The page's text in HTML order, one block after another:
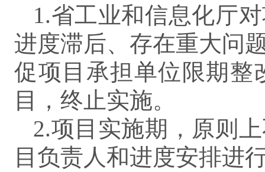
1.省工业和信息化厅
进度滞后、存在重大问
促项目承担单位限期整
目，终止实施。
2.项目实施期，原则
目负责人和进度安排进